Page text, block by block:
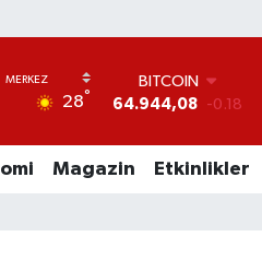
28°
BITCOIN
DOLAR
47,7436
0.18
STERLİN
Magazin Etkinlikler